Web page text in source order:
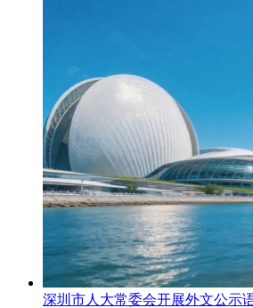
深圳市人大常委会开展外文公示